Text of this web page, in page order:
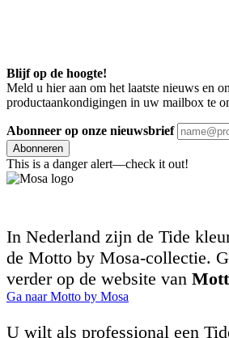
Blijf op de hoogte!
Meld u hier aan om het laatste nieuws en
productaankondigingen in uw mailbox te
Abonneer op onze nieuwsbrief
Abonneren
This is a danger alert—check it out!
In Nederland zijn de Tide
de Motto by Mosa-collectie.
verder op de website van
Ga naar Motto by Mosa
U wilt als professional een